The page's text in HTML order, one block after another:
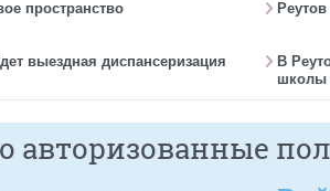
пространство
выездная диспансеризация
В
школы
авторизованные